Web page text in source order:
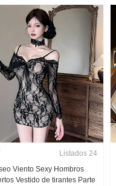
Listados 24
Viento Sexy Hombros
Vestido de tirantes Parte